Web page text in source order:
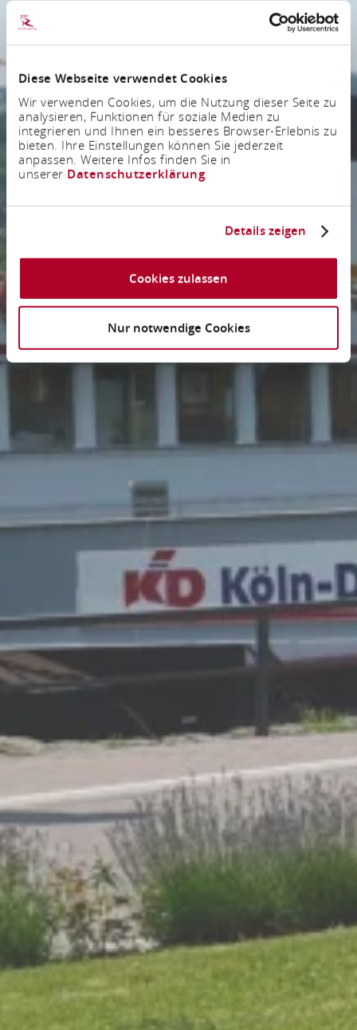
Diese Webseite verwendet Cookies
Wir verwenden Cookies, um die Nutzung dieser Seite zu
analysieren, Funktionen für soziale Medien zu
integrieren und Ihnen ein besseres Browser-Erlebnis zu
bieten. Ihre Einstellungen können Sie jederzeit
anpassen. Weitere Infos finden Sie in
unserer Datenschutzerklärung.
Details zeigen
Cookies zulassen
Nur notwendige Cookies